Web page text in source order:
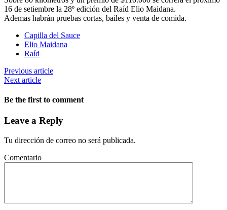
16 de setiembre la 28º edición del Raíd Elio Maidana.
Ademas habrán pruebas cortas, bailes y venta de comida.
Capilla del Sauce
Elio Maidana
Raíd
Previous article
Next article
Be the first to comment
Leave a Reply
Tu dirección de correo no será publicada.
Comentario